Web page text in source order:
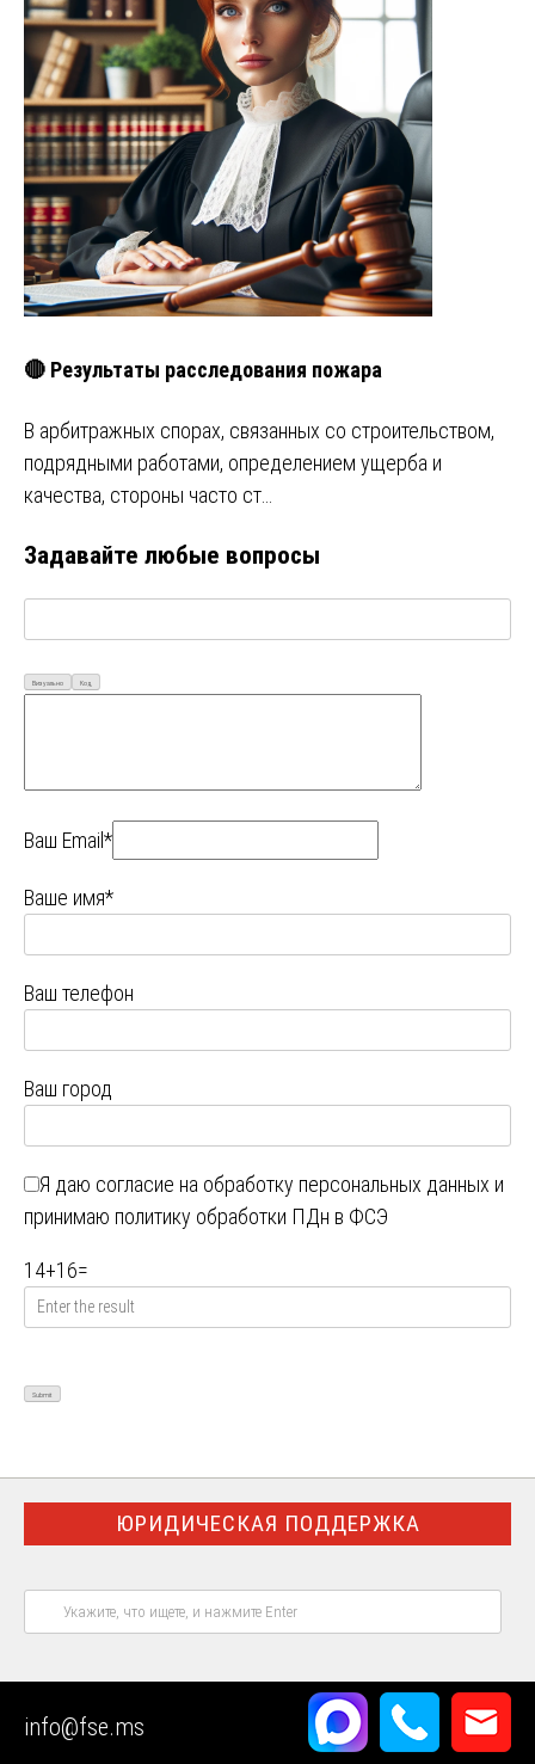
🔴 Результаты расследования пожара
В арбитражных спорах, связанных со строительством,
подрядными работами, определением ущерба и
качества, стороны часто ст…
Задавайте любые вопросы
Визуально Код
Ваш Email*
Ваше имя*
Ваш телефон
Ваш город
Я даю согласие на обработку персональных данных и
принимаю политику обработки ПДн в ФСЭ
14+16=
ЮРИДИЧЕСКАЯ ПОДДЕРЖКА
НАШИ ЭКСПЕРТНЫЕ ВОЗМОЖНОСТИ
СТРОЙЭКСПЕРТИЗА
info@fse.ms